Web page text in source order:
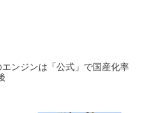
エンジンは「公式」で国産化率